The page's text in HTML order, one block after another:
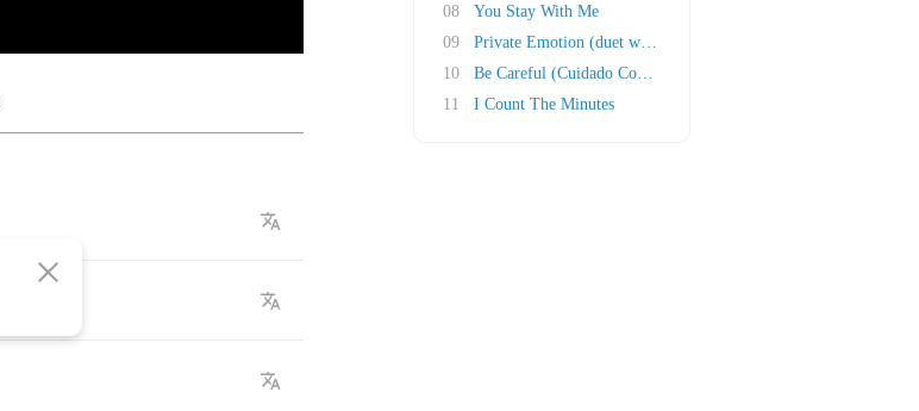
08
You Stay With Me
09
Private Emotion (duet with Meja)
10
Be Careful (Cuidado Con Mi Corazon) (duet wit..
11
I Count The Minutes